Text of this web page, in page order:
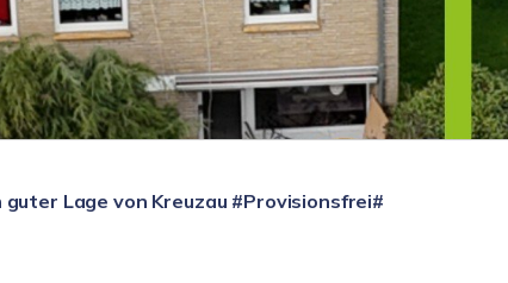
guter Lage von Kreuzau #Provisionsfrei#